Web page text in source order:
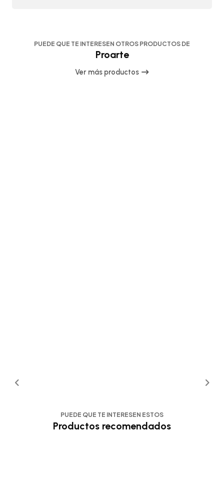
PUEDE QUE TE INTERESEN OTROS PRODUCTOS DE
Proarte
Ver más productos
PUEDE QUE TE INTERESEN ESTOS
Productos recomendados